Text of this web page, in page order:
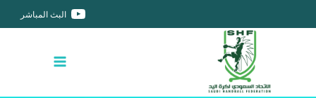
البث المباشر